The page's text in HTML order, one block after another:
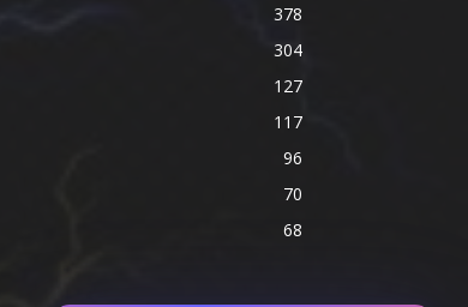
378
304
127
117
96
70
68